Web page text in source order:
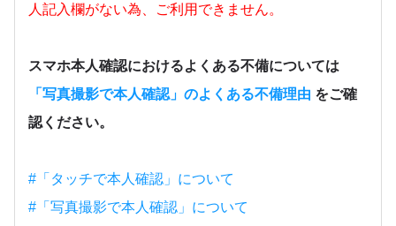
人記入欄がない為、ご利用できません。
スマホ本人確認におけるよくある不備については
「写真撮影で本人確認」のよくある不備理由 をご確
認ください。
#「タッチで本人確認」について
#「写真撮影で本人確認」について